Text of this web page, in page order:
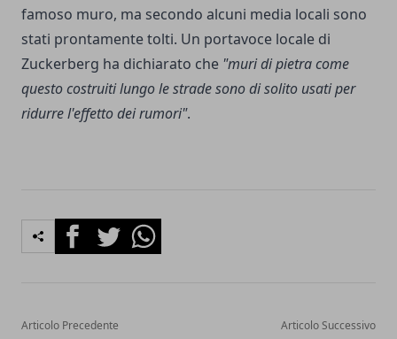
famoso muro, ma secondo alcuni media locali sono
stati prontamente tolti. Un portavoce locale di
Zuckerberg ha dichiarato che "muri di pietra come
questo costruiti lungo le strade sono di solito usati per
ridurre l'effetto dei rumori".
FacebookTwitterWhatsapp
Articolo Precedente Articolo Successivo